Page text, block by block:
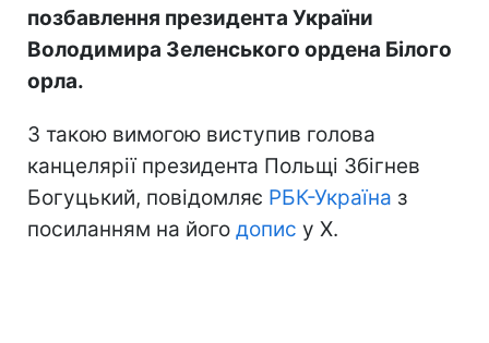
позбавлення президента України
Володимира Зеленського ордена Білого
орла.
З такою вимогою виступив голова
канцелярії президента Польщі Збігнев
Богуцький, повідомляє РБК-Україна з
посиланням на його допис у X.